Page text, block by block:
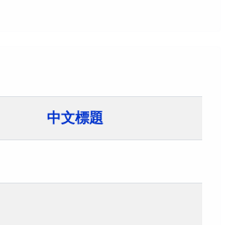
中文標題